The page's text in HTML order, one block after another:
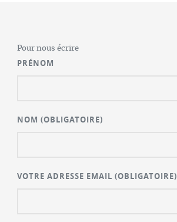
Pour nous écrire
PRÉNOM
NOM(OBLIGATOIRE)
VOTRE ADRESSE EMAIL(OBLIGATOIRE)